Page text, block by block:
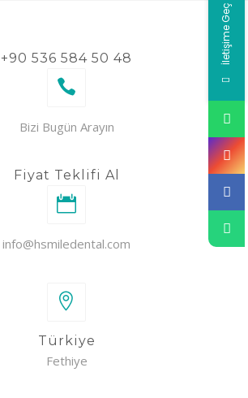
+90 536 584 50 48
Bizi Bugün Arayın
Fiyat Teklifi Al
info@hsmiledental.com
Türkiye
Fethiye
İletişime Geç